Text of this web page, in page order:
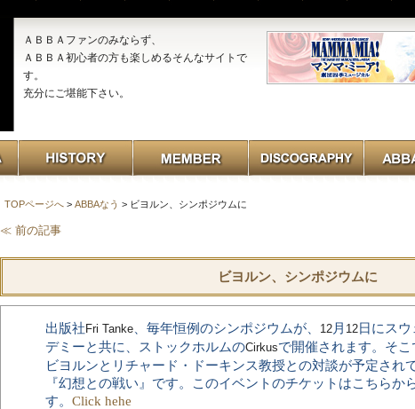
ＡＢＢＡファンのみならず、
ＡＢＢＡ初心者の方も楽しめるそんなサイトで
す。
充分にご堪能下さい。
TOPページへ > ABBAなう > ビヨルン、シンポジウムに
≪ 前の記事
ビヨルン、シンポジウムに
出版社 Fri Tanke 、毎年恒例のシンポジウムが、 12 月 12 日にス
デミーと共に、ストックホルムのCirkusで開催されます。そ
ビヨルンとリチャード・ドーキンス教授との対談が予定され
『幻想との戦い』です。このイベントのチケットはこちらか
す。 Click hehe